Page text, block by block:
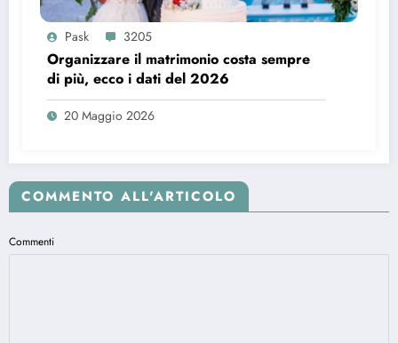
Pask 3205
Organizzare il matrimonio costa sempre
di più, ecco i dati del 2026
20 Maggio 2026
COMMENTO ALL'ARTICOLO
Commenti